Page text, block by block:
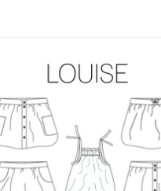
TOEVOEGEN AAN WINKELWAGEN